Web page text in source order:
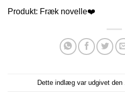
Produkt: Fræk novelle❤️
Dette indlæg var udgivet den